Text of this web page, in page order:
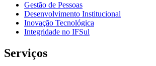
Gestão de Pessoas
Desenvolvimento Institucional
Inovação Tecnológica
Integridade no IFSul
Serviços